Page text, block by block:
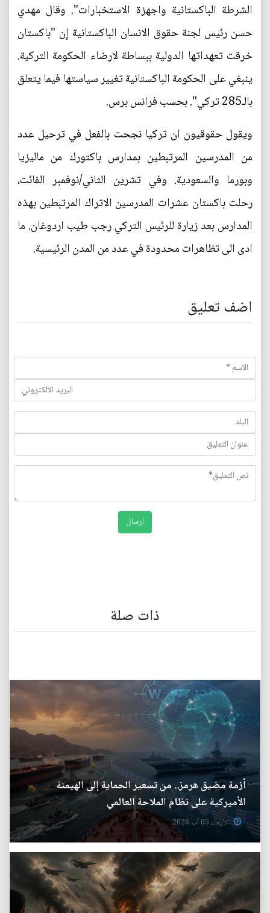
الشرطة الباكستانية واجهزة الاستخبارات". وقال مهدي
حسن رئيس لجنة حقوق الانسان الباكستانية إن "باكستان
خرقت تعهداتها الدولية ببساطة لارضاء الحكومة التركية.
ينبغي على الحكومة الباكستانية تغيير سياستها فيما يتعلق
بالـ285 تركي". بحسب فرانس برس.
ويقول حقوقيون ان تركيا نجحت بالفعل في ترحيل عدد
من المدرسين المرتبطين بمدارس باكتورك من ماليزيا
وبورما والسعودية. وفي تشرين الثاني/نوفمبر الفائت،
رحلت باكستان عشرات المدرسين الاتراك المرتبطين بهذه
المدارس بعد زيارة للرئيس التركي رجب طيب اردوغان. ما
ادى الى تظاهرات محدودة في عدد من المدن الرئيسية.
اضف تعليق
ذات صلة
أزمة مضيق هرمز.. من تسعير الحماية إلى الهيمنة
الأميركية على نظام الملاحة العالمي
الأربعاء 05 آب 2026